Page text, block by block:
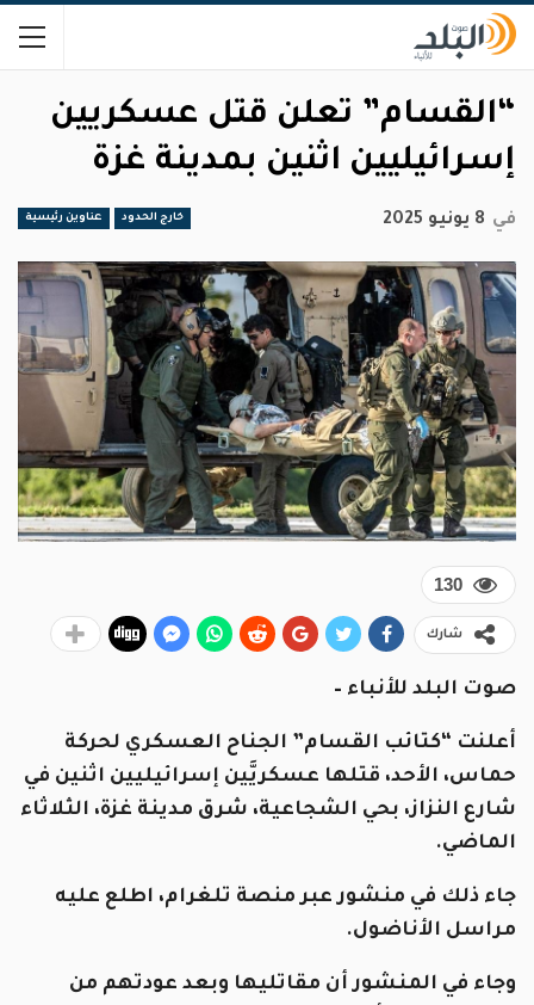
“القسام” تعلن قتل عسكريين
إسرائيليين اثنين بمدينة غزة
خارج الحدود عناوين رئيسية في 8 يونيو 2025
130
شارك
صوت البلد للأنباء –
أعلنت “كتائب القسام” الجناح العسكري لحركة
حماس، الأحد، قتلها عسكريَّين إسرائيليين اثنين في
شارع النزاز، بحي الشجاعية، شرق مدينة غزة، الثلاثاء
الماضي.
جاء ذلك في منشور عبر منصة تلغرام، اطلع عليه
مراسل الأناضول.
وجاء في المنشور أن مقاتليها وبعد عودتهم من